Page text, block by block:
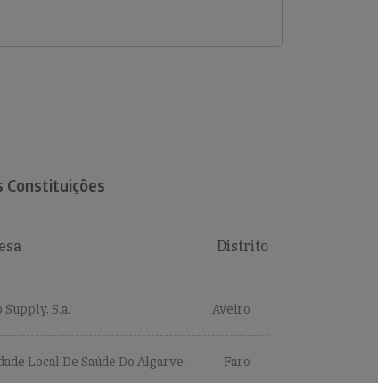
Constituições
Distrito
Supply, S.a. Aveiro
Local De Saúde Do Algarve,
Faro